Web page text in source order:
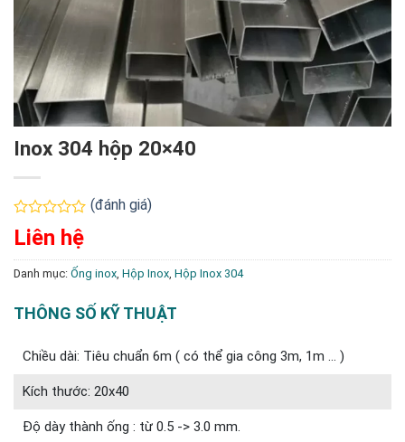
Inox 304 hộp 20×40
Được
xếp
hạng
0
(đánh giá)
Liên hệ
Danh mục: Ống inox, Hộp Inox, Hộp Inox 304
THÔNG SỐ KỸ THUẬT
Chiều dài: Tiêu chuẩn 6m ( có thể gia công 3m, 1m … )
Kích thước: 20x40
Độ dày thành ống : từ 0.5 -> 3.0 mm.